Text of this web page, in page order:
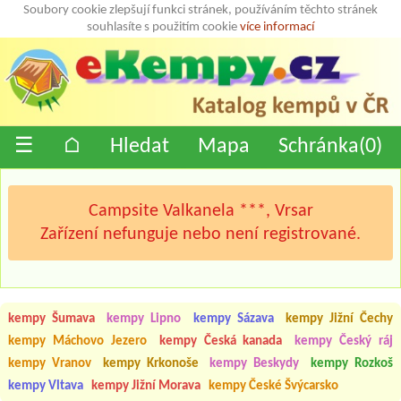
Soubory cookie zlepšují funkci stránek, používáním těchto stránek
souhlasíte s použitím cookie více informací
☰ ⌂ Hledat Mapa Schránka(0)
Campsite Valkanela ***, Vrsar
Zařízení nefunguje nebo není registrované.
kempy Šumava kempy Lipno kempy Sázava
kempy Jižní Čechy
kempy Máchovo Jezero
kempy Česká kanada
kempy Český ráj
kempy Vranov
kempy Krkonoše kempy Beskydy
kempy Rozkoš
kempy Vltava
kempy Jižní Morava kempy České Švýcarsko